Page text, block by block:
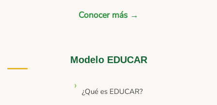
Conocer más →
Modelo EDUCAR
¿Qué es EDUCAR?